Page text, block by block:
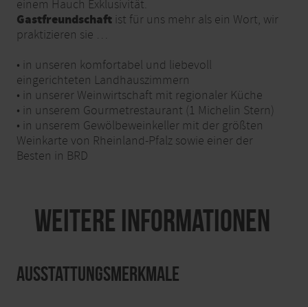
einem Hauch Exklusivität.
Gastfreundschaft ist für uns mehr als ein Wort, wir
praktizieren sie …
• in unseren komfortabel und liebevoll
eingerichteten Landhauszimmern
• in unserer Weinwirtschaft mit regionaler Küche
• in unserem Gourmetrestaurant (1 Michelin Stern)
• in unserem Gewölbeweinkeller mit der größten
Weinkarte von Rheinland-Pfalz sowie einer der
Besten in BRD
Weitere Informationen
Ausstattungsmerkmale